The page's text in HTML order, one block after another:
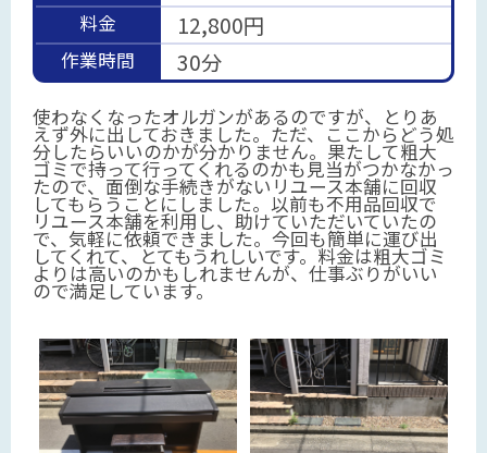
料金 12,800円
作業時間 30分
使わなくなったオルガンがあるのですが、とりあ
えず外に出しておきました。ただ、ここからどう処
分したらいいのかが分かりません。果たして粗大
ゴミで持って行ってくれるのかも見当がつかなかっ
たので、面倒な手続きがないリユース本舗に回収
してもらうことにしました。以前も不用品回収で
リユース本舗を利用し、助けていただいていたの
で、気軽に依頼できました。今回も簡単に運び出
してくれて、とてもうれしいです。料金は粗大ゴミ
よりは高いのかもしれませんが、仕事ぶりがいい
ので満足しています。